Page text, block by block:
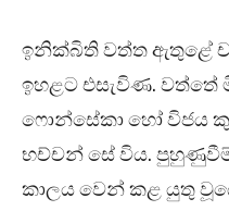
ඉනික්බිති වත්ත ඇතුළේ
ඉහළට එසැවිණ.
ෆොන්සේකා හෝ විජය
භච්චන් සේ විය. පුහුණුවීම්
කාලය වෙන් කළ යුතු